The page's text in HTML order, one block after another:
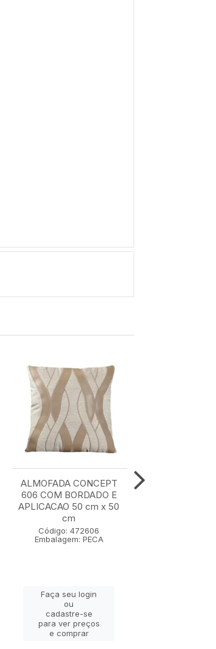
ALMOFADA CONCEPT
606 COM BORDADO E
APLICACAO 50 cm x 50
cm
Código: 472606
Embalagem: PECA
Faça seu login
ou
cadastre-se
para ver preços
e comprar